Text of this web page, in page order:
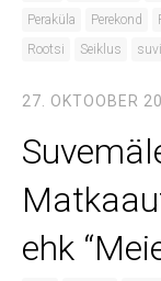
Peraküla
Perekond
Rootsi
Seiklus suvi
27. OKTOOBER
ehk